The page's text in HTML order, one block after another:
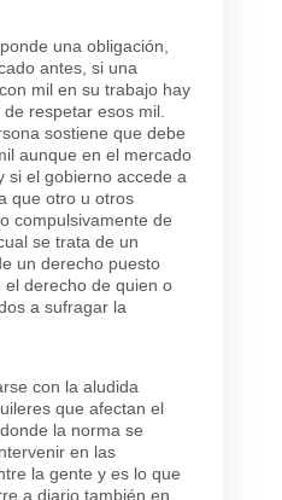
una obligación,
antes, si una
mil en su trabajo hay
respetar esos mil.
sostiene que debe
aunque en el mercado
si el gobierno accede a
que otro u otros
compulsivamente de
se trata de un
un derecho puesto
derecho de quien o
a sufragar la
con la aludida
que afectan el
la norma se
en las
la gente y es lo que
a diario también en